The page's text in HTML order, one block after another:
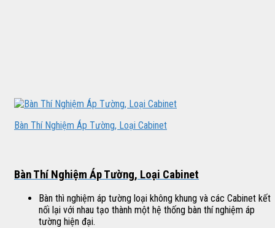
Bàn Thí Nghiệm Áp Tường, Loại Cabinet
Bàn Thí Nghiệm Áp Tường, Loại Cabinet
Bàn thì nghiệm áp tường loại không khung và các Cabinet kết
nối lại với nhau tạo thành một hệ thống bàn thí nghiệm áp
tường hiện đại.